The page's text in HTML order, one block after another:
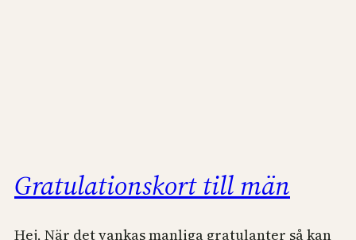
Gratulationskort till män
Hej, När det vankas manliga gratulanter så kan